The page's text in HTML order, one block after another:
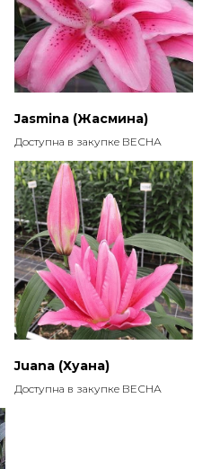
Jasmina (Жасмина)
Доступна в закупке ВЕСНА
Juana (Хуана)
Доступна в закупке ВЕСНА